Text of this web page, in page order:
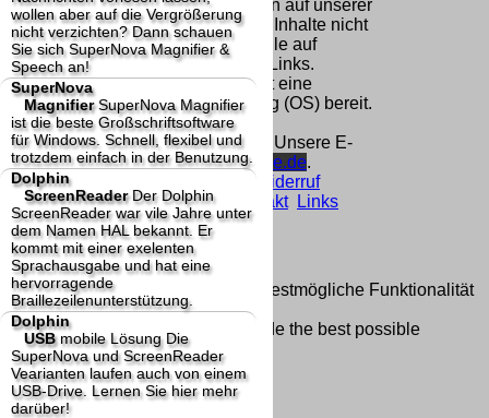
wollen aber auf die Vergrößerung
nicht verzichten? Dann schauen
Sie sich SuperNova Magnifier &
Speech an!
SuperNova
MagnifierSuperNova Magnifier
ist die beste Großschriftsoftware
für Windows. Schnell, flexibel und
trotzdem einfach in der Benutzung.
Dolphin
ScreenReaderDer Dolphin
ScreenReader war vile Jahre unter
dem Namen HAL bekannt. Er
kommt mit einer exelenten
Sprachausgabe und hat eine
hervorragende
Braillezeilenunterstützung.
Dolphin
USBmobile LösungDie
SuperNova und ScreenReader
Vearianten laufen auch von einem
USB-Drive. Lernen Sie hier mehr
darüber!
allen Inhalten, aller gelinkten Seiten auf unserer
Homepage und machen uns diese Inhalte nicht
zu eigen. Diese Erklärung gilt für alle auf
unserer Homepage angebrachten Links.
Die Europäische Kommission stellt eine
Plattform zur Online-Streitbeilegung (OS) bereit.
Die Plattform finden Sie unter
http://ec.europa.eu/consumers/odr/
Unsere E-
Mailadresse lautet:info@dolphin-de.de.
Seitenanfang
Widerruf
Datenschutz Urheberrechte Kontakt
Links
Katalog (PDF) Sitemap
große Anzeige Schließen
Diese Website nutzt Cookies, um bestmögliche Funktionalität
bieten zu können.
This website uses cookies to provide the best possible
functionality.
Ok, verstanden Mehr Infos